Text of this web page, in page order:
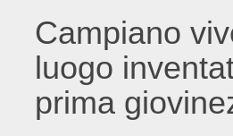
Campiano
luogo
prima